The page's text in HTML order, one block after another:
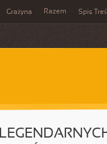
Grażyna Razem Spis